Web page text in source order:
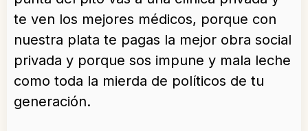
te ven los mejores médicos, porque con
nuestra plata te pagas la mejor obra social
privada y porque sos impune y mala leche
como toda la mierda de políticos de tu
generación.